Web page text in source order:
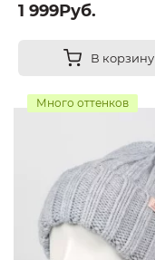
1 999Руб.
В корзину
Много оттенков